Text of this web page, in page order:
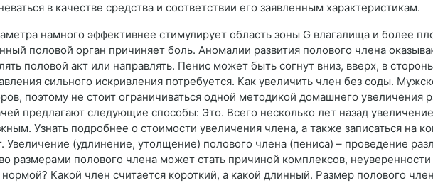
в качестве средства и соответствии его заявленным характеристикам.
намного эффективнее стимулирует область зоны G влагалища и более
половой орган причиняет боль. Аномалии развития полового члена
половой акт или направлять. Пенис может быть согнут вниз, вверх, в
сильного искривления потребуется. Как увеличить член без соды.
поэтому не стоит ограничиваться одной методикой домашнего увеличения
предлагают следующие способы: Это. Всего несколько лет назад
Узнать подробнее о стоимости увеличения члена, а также записаться на
(удлинение, утолщение) полового члена (пениса) – проведение
размерами полового члена может стать причиной комплексов,
Какой член считается короткий, а какой длинный. Размер полового